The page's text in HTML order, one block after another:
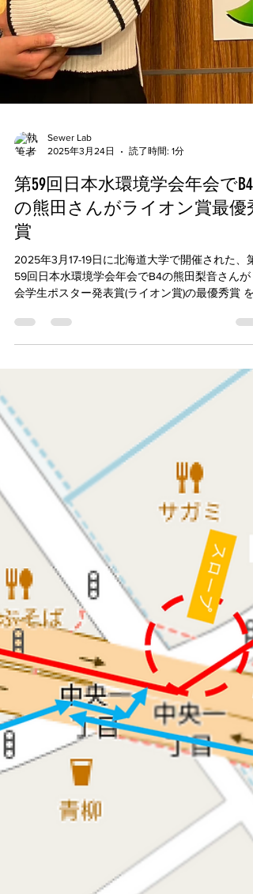
Sewer Lab
2025年3月24日
読了時間: 1分
第59回日本水環境学会年会でB4
の熊田さんがライオン賞最優秀
賞
2025年3月17-19日に北海道大学で開催された、第